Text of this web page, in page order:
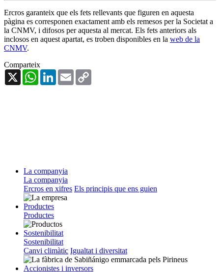
Ercros garanteix que els fets rellevants que figuren en aquesta
pàgina es corresponen exactament amb els remesos per la Societat a
la CNMV, i difosos per aquesta al mercat. Els fets anteriors als
inclosos en aquest apartat, es troben disponibles en la web de la
CNMV.
Comparteix
X
WhatsAppLinkedInEmail
La companyia
La companyia
Ercros en xifres Els principis que ens guien
Productes
Productes
Sostenibilitat
Sostenibilitat
Canvi climàtic Igualtat i diversitat
Accionistes i inversors